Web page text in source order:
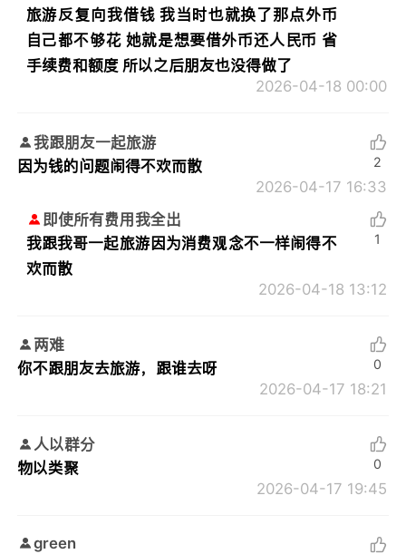
旅游反复向我借钱 我当时也就换了那点外币
自己都不够花 她就是想要借外币还人民币 省
手续费和额度 所以之后朋友也没得做了
2026-04-18 00:00
我跟朋友一起旅游
因为钱的问题闹得不欢而散
2026-04-17 16:33
2
即使所有费用我全出
我跟我哥一起旅游因为消费观念不一样闹得不
欢而散
2026-04-18 13:12
1
两难
你不跟朋友去旅游，跟谁去呀
2026-04-17 18:21
0
人以群分
物以类聚
2026-04-17 19:45
0
green